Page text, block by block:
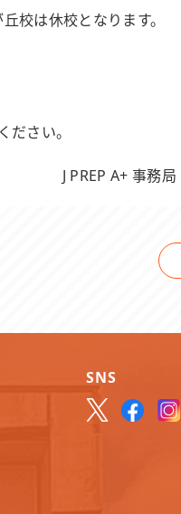
校は休校となります。
さい。
J PREP A+ 事務局
SNS